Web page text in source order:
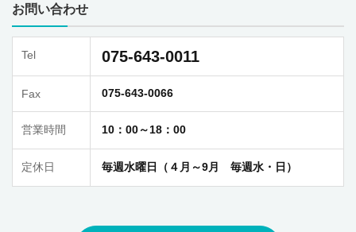
お問い合わせ
Tel 075-643-0011
Fax 075-643-0066
営業時間 10：00～18：00
定休日 毎週水曜日（４月～9月 毎週水・日）